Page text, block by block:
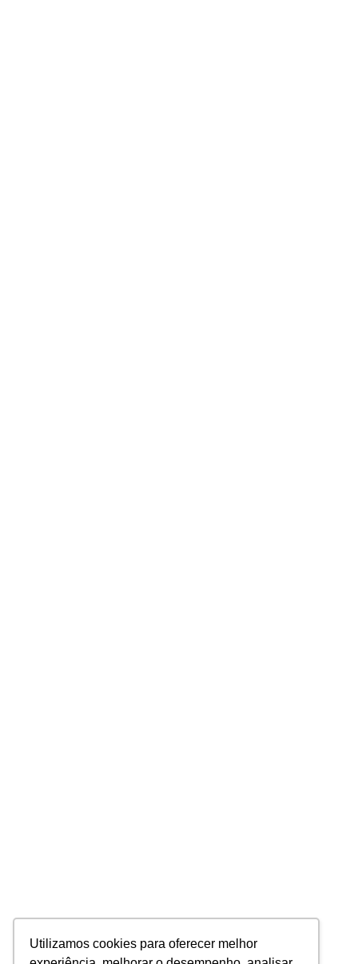
Utilizamos cookies para oferecer melhor